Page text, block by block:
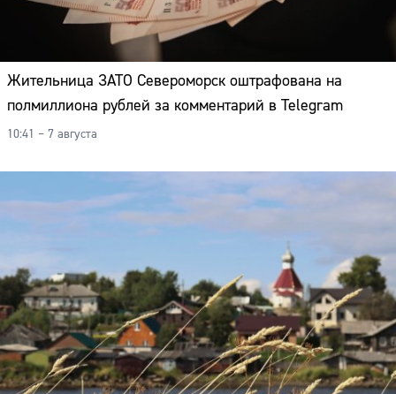
Жительница ЗАТО Североморск оштрафована на
полмиллиона рублей за комментарий в Telegram
10:41 – 7 августа